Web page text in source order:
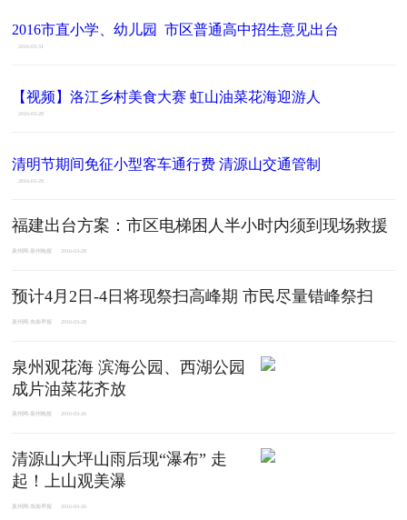
2016市直小学、幼儿园 市区普通高中招生意见出台
2016-03-31
【视频】洛江乡村美食大赛 虹山油菜花海迎游人
2016-03-28
清明节期间免征小型客车通行费 清源山交通管制
2016-03-28
福建出台方案：市区电梯困人半小时内须到现场救援
泉州网-泉州晚报 2016-03-28
预计4月2日-4日将现祭扫高峰期 市民尽量错峰祭扫
泉州网-东南早报 2016-03-28
泉州观花海 滨海公园、西湖公园
成片油菜花齐放
泉州网-泉州晚报 2016-03-26
清源山大坪山雨后现“瀑布” 走
起！上山观美瀑
泉州网-东南早报 2016-03-26